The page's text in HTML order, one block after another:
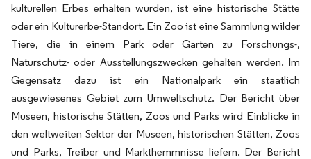
kulturellen Erbes erhalten wurden, ist eine historische Stätte
oder ein Kulturerbe-Standort. Ein Zoo ist eine Sammlung wilder
Tiere, die in einem Park oder Garten zu Forschungs-,
Naturschutz- oder Ausstellungszwecken gehalten werden. Im
Gegensatz dazu ist ein Nationalpark ein staatlich
ausgewiesenes Gebiet zum Umweltschutz. Der Bericht über
Museen, historische Stätten, Zoos und Parks wird Einblicke in
den weltweiten Sektor der Museen, historischen Stätten, Zoos
und Parks, Treiber und Markthemmnisse liefern. Der Bericht